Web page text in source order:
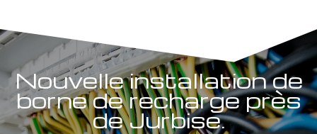
Nouvelle installation de
borne de recharge près
de Jurbise.